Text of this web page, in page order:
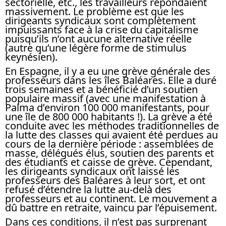
massivement. Le problème est que les
dirigeants syndicaux sont complètement
impuissants face à la crise du capitalisme
puisqu’ils n’ont aucune alternative réelle
(autre qu’une légère forme de stimulus
keynésien).
En Espagne, il y a eu une grève générale des
professeurs dans les îles Baléares. Elle a duré
trois semaines et a bénéficié d’un soutien
populaire massif (avec une manifestation à
Palma d’environ 100 000 manifestants, pour
une île de 800 000 habitants !). La grève a été
conduite avec les méthodes traditionnelles de
la lutte des classes qui avaient été perdues au
cours de la dernière période : assemblées de
masse, délégués élus, soutien des parents et
des étudiants et caisse de grève. Cependant,
les dirigeants syndicaux ont laissé les
professeurs des Baléares à leur sort, et ont
refusé d’étendre la lutte au-delà des
professeurs et au continent. Le mouvement a
dû battre en retraite, vaincu par l’épuisement.
Dans ces conditions, il n’est pas surprenant